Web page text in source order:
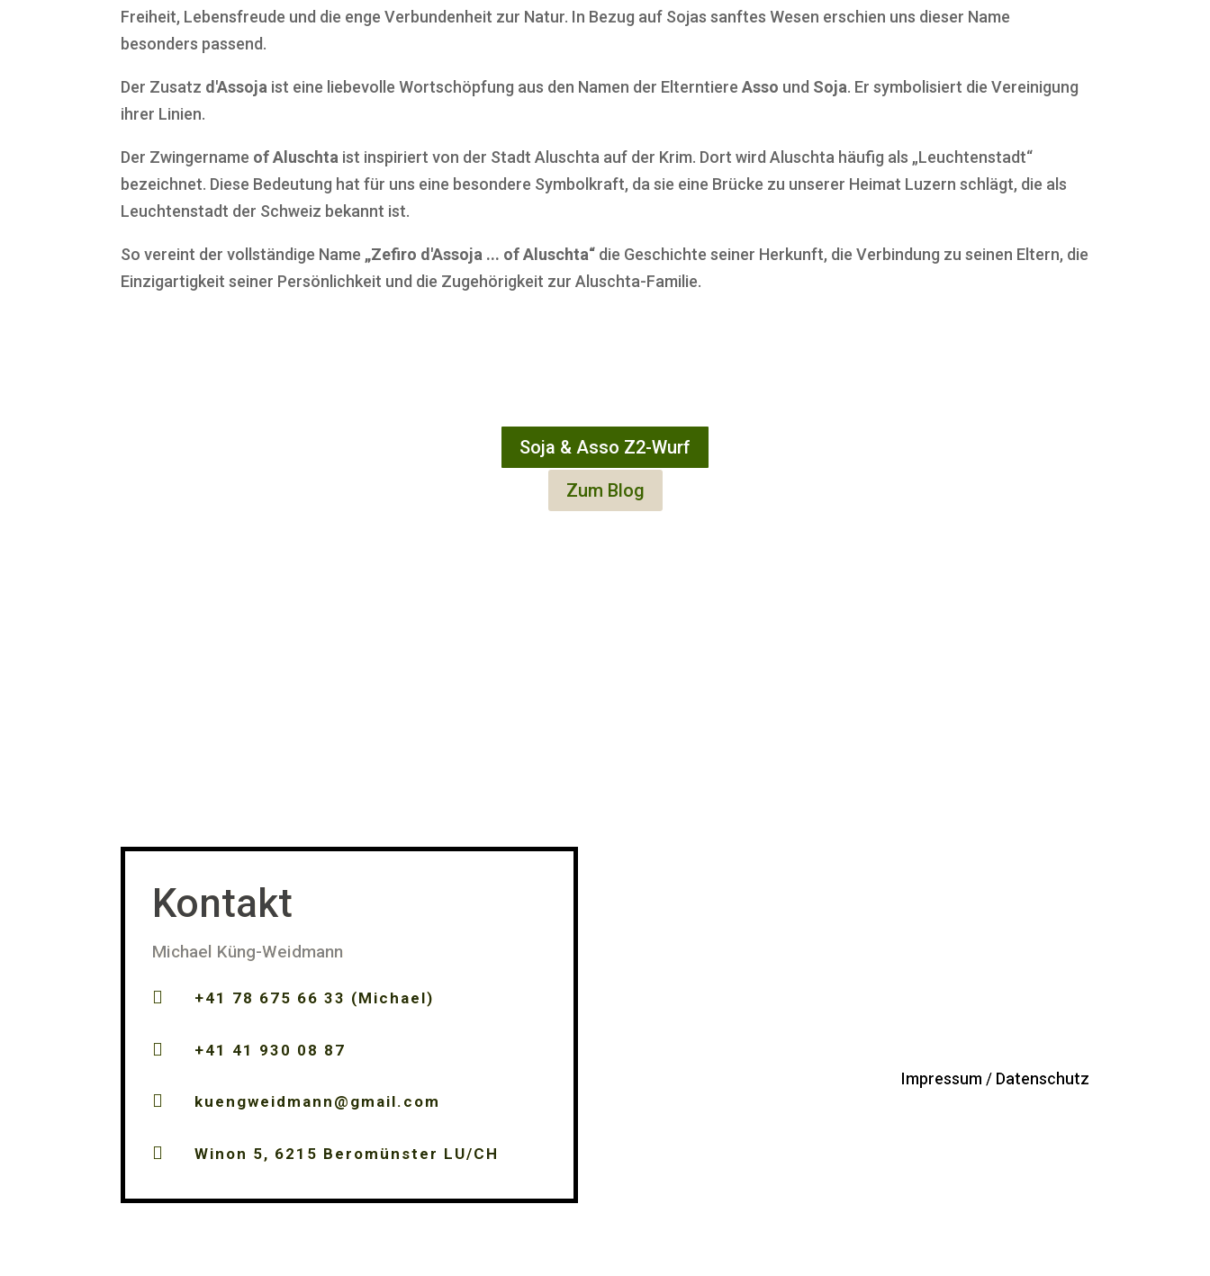
Freiheit, Lebensfreude und die enge Verbundenheit zur Natur. In Bezug auf Sojas sanftes Wesen erschien uns dieser Name
besonders passend.
Der Zusatz d'Assoja ist eine liebevolle Wortschöpfung aus den Namen der ElterntiereAsso und Soja. Er symbolisiert die Vereinigung
ihrer Linien.
Der Zwingername of Aluschta ist inspiriert von der Stadt Aluschta auf der Krim. Dort wird Aluschta häufig als „Leuchtenstadt“
bezeichnet. Diese Bedeutung hat für uns eine besondere Symbolkraft, da sie eine Brücke zu unserer Heimat Luzern schlägt, die als
Leuchtenstadt der Schweiz bekannt ist.
So vereint der vollständige Name „Zefiro d'Assoja ... of Aluschta“ die Geschichte seiner Herkunft, die Verbindung zu seinen Eltern, die
Einzigartigkeit seiner Persönlichkeit und die Zugehörigkeit zur Aluschta-Familie.
Soja & Asso Z2-Wurf
Zum Blog
Kontakt
Michael Küng-Weidmann
 +41 78 675 66 33 (Michael)
 +41 41 930 08 87
 kuengweidmann@gmail.com
 Winon 5, 6215 Beromünster LU/CH
Impressum / Datenschutz